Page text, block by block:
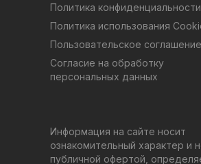
Информация на сайте носит
ознакомительный характер и
публичной офертой,
Политика использования
Согласие на обработку
персональных данных
Пользовательское соглашение
Политика конфиденциальности